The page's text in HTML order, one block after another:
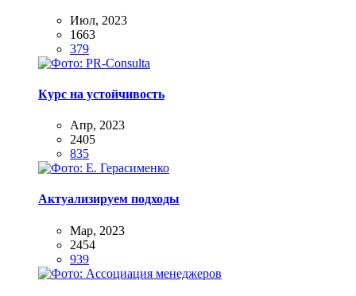
Июл, 2023
1663
379
Курс на устойчивость
Апр, 2023
2405
835
Актуализируем подходы
Мар, 2023
2454
939